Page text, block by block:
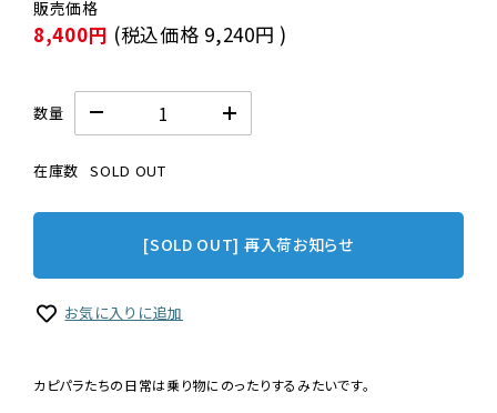
8,400円 (税込価格 9,240円 )
数量
在庫数 SOLD OUT
[SOLD OUT] 再入荷お知らせ
お気に入りに追加
カピパラたちの日常は乗り物にのったりするみたいです。